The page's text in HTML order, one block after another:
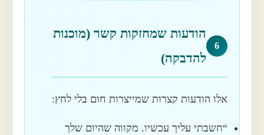
6
הודעות שמחזקות קשר (מוכנות
להדבקה)
אלו הודעות קצרות שמייצרות חום בלי לחץ:
“חשבתי עליך עכשיו. מקווה שהיום שלך